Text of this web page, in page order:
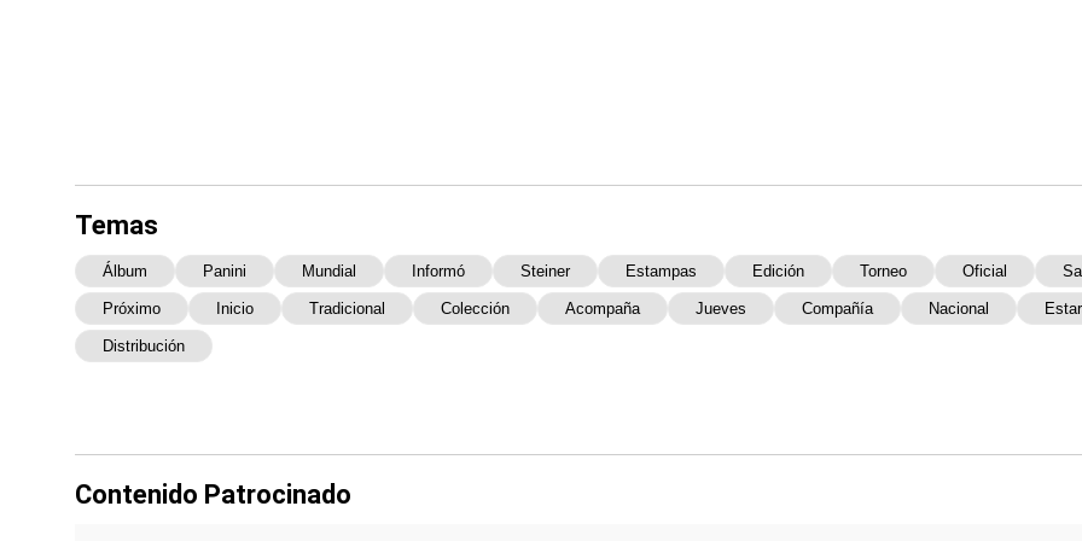
Temas
Álbum Panini Mundial Informó Steiner Estampas Edición Torneo Oficial
Próximo Inicio Tradicional Colección Acompaña Jueves Compañía Nacional
Distribución
Contenido Patrocinado